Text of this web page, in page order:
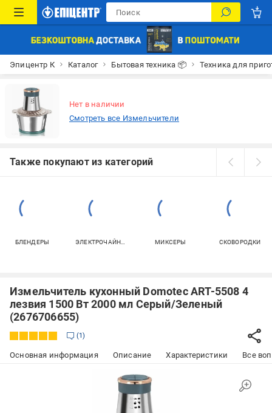
Эпицентр К Каталог Бытовая техника 📦 Техника для
Нет в наличии
Смотреть все Измельчители
Также покупают из категорий
БЛЕНДЕРЫ МИКСЕРЫ СКОВОРОДКИ
Измельчитель кухонный Domotec ART-5508 4
лезвия 1500 Вт 2000 мл Серый/Зеленый
(2676706655)
1
Основная информация Описание Характеристики Все